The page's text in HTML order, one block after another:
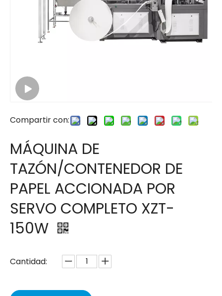
Compartir con:
MÁQUINA DE
TAZÓN/CONTENEDOR DE
PAPEL ACCIONADA POR
SERVO COMPLETO XZT-
150W
Cantidad: